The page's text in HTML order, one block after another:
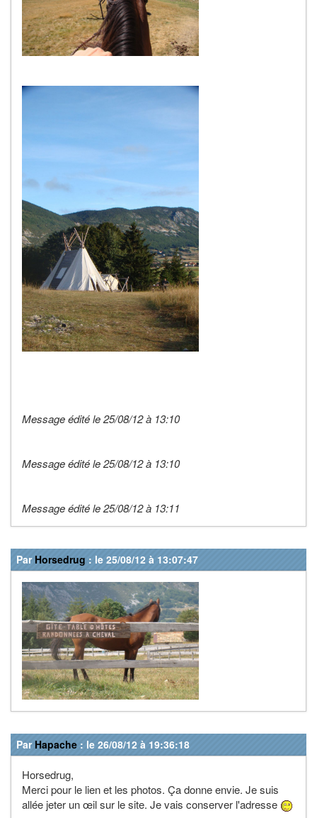
Message édité le 25/08/12 à 13:10
Message édité le 25/08/12 à 13:10
Message édité le 25/08/12 à 13:11
Par Horsedrug : le 25/08/12 à 13:07:47
Par Hapache : le 26/08/12 à 19:36:18
Horsedrug,
Merci pour le lien et les photos. Ça donne envie. Je suis
allée jeter un œil sur le site. Je vais conserver l'adresse